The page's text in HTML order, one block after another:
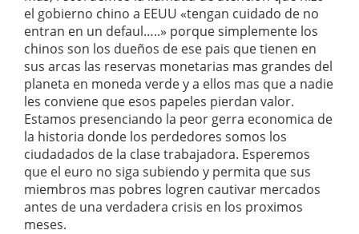
el gobierno chino a EEUU «tengan cuidado de no
entran en un defaul…..» porque simplemente los
chinos son los dueños de ese pais que tienen en
sus arcas las reservas monetarias mas grandes del
planeta en moneda verde y a ellos mas que a nadie
les conviene que esos papeles pierdan valor.
Estamos presenciando la peor gerra economica de
la historia donde los perdedores somos los
ciudadados de la clase trabajadora. Esperemos
que el euro no siga subiendo y permita que sus
miembros mas pobres logren cautivar mercados
antes de una verdadera crisis en los proximos
meses.